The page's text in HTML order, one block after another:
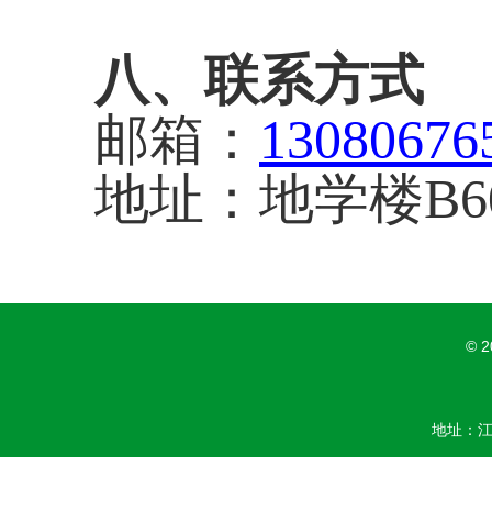
八、联系方式
邮箱：
地址：地学楼
©
地址：